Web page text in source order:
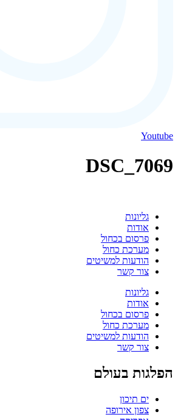
Youtube
DSC_7069
גליונות
אודות
פרסום בכחול
מערכת כחול
הודעות למשיטים
צור קשר
גליונות
אודות
פרסום בכחול
מערכת כחול
הודעות למשיטים
צור קשר
הפלגות בעולם
ים תיכון
צפון אירופה